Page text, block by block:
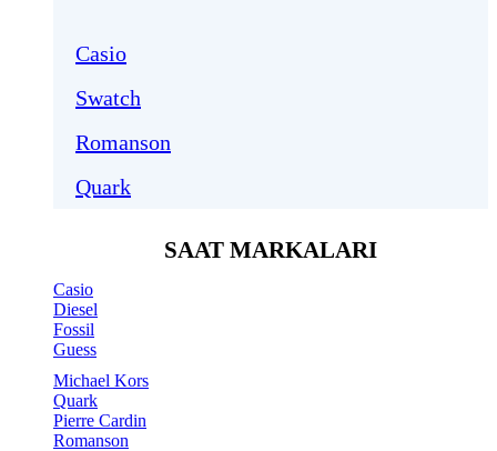
Casio
Swatch
Romanson
Quark
SAAT MARKALARI
Casio
Diesel
Fossil
Guess
Michael Kors
Quark
Pierre Cardin
Romanson